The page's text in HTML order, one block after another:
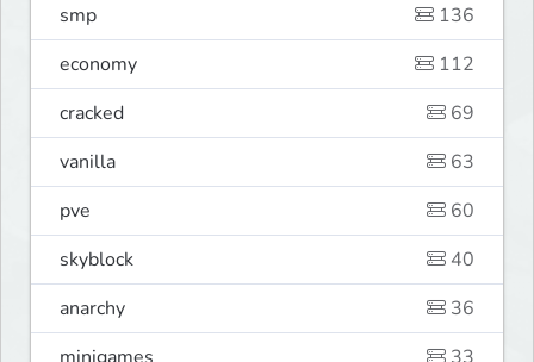
smp
136
economy
112
cracked
69
vanilla
63
pve
60
skyblock
40
anarchy
36